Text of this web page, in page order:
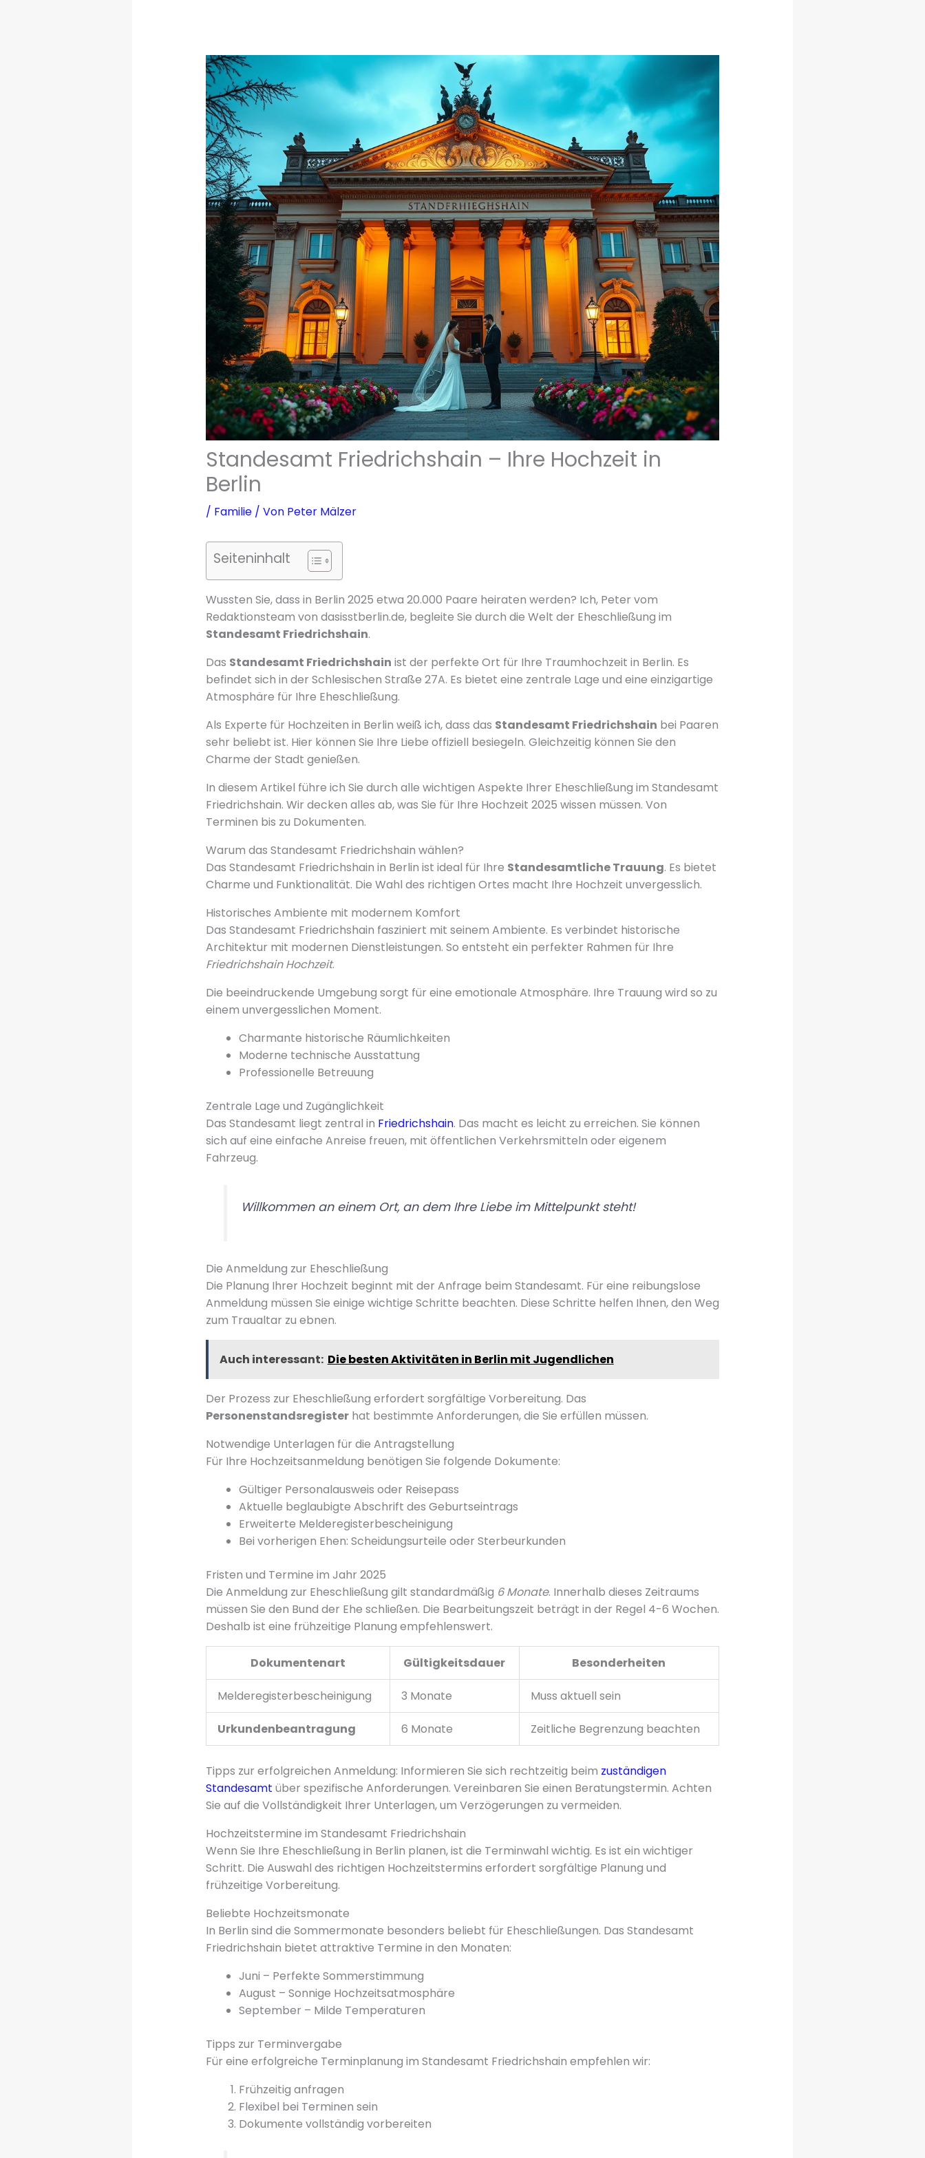
Standesamt Friedrichshain – Ihre Hochzeit in
Berlin
/ Familie/ Von Peter Mälzer
Seiteninhalt
Wussten Sie, dass in Berlin 2025 etwa 20.000 Paare heiraten werden? Ich, Peter vom
Redaktionsteam von dasisstberlin.de, begleite Sie durch die Welt der Eheschließung im
Standesamt Friedrichshain.
Das Standesamt Friedrichshain ist der perfekte Ort für Ihre Traumhochzeit in Berlin. Es
befindet sich in der Schlesischen Straße 27A. Es bietet eine zentrale Lage und eine einzigartige
Atmosphäre für Ihre Eheschließung.
Als Experte für Hochzeiten in Berlin weiß ich, dass das Standesamt Friedrichshain bei Paaren
sehr beliebt ist. Hier können Sie Ihre Liebe offiziell besiegeln. Gleichzeitig können Sie den
Charme der Stadt genießen.
In diesem Artikel führe ich Sie durch alle wichtigen Aspekte Ihrer Eheschließung im Standesamt
Friedrichshain. Wir decken alles ab, was Sie für Ihre Hochzeit 2025 wissen müssen. Von
Terminen bis zu Dokumenten.
Warum das Standesamt Friedrichshain wählen?
Das Standesamt Friedrichshain in Berlin ist ideal für Ihre Standesamtliche Trauung. Es bietet
Charme und Funktionalität. Die Wahl des richtigen Ortes macht Ihre Hochzeit unvergesslich.
Historisches Ambiente mit modernem Komfort
Das Standesamt Friedrichshain fasziniert mit seinem Ambiente. Es verbindet historische
Architektur mit modernen Dienstleistungen. So entsteht ein perfekter Rahmen für Ihre
Friedrichshain Hochzeit.
Die beeindruckende Umgebung sorgt für eine emotionale Atmosphäre. Ihre Trauung wird so zu
einem unvergesslichen Moment.
Charmante historische Räumlichkeiten
Moderne technische Ausstattung
Professionelle Betreuung
Zentrale Lage und Zugänglichkeit
Das Standesamt liegt zentral in Friedrichshain. Das macht es leicht zu erreichen. Sie können
sich auf eine einfache Anreise freuen, mit öffentlichen Verkehrsmitteln oder eigenem
Fahrzeug.
Willkommen an einem Ort, an dem Ihre Liebe im Mittelpunkt steht!
Die Anmeldung zur Eheschließung
Die Planung Ihrer Hochzeit beginnt mit der Anfrage beim Standesamt. Für eine reibungslose
Anmeldung müssen Sie einige wichtige Schritte beachten. Diese Schritte helfen Ihnen, den Weg
zum Traualtar zu ebnen.
Auch interessant: Die besten Aktivitäten in Berlin mit Jugendlichen
Der Prozess zur Eheschließung erfordert sorgfältige Vorbereitung. Das
Personenstandsregisterhat bestimmte Anforderungen, die Sie erfüllen müssen.
Notwendige Unterlagen für die Antragstellung
Für Ihre Hochzeitsanmeldung benötigen Sie folgende Dokumente:
Gültiger Personalausweis oder Reisepass
Aktuelle beglaubigte Abschrift des Geburtseintrags
Erweiterte Melderegisterbescheinigung
Bei vorherigen Ehen: Scheidungsurteile oder Sterbeurkunden
Fristen und Termine im Jahr 2025
Die Anmeldung zur Eheschließung gilt standardmäßig 6 Monate. Innerhalb dieses Zeitraums
müssen Sie den Bund der Ehe schließen. Die Bearbeitungszeit beträgt in der Regel 4-6 Wochen.
Deshalb ist eine frühzeitige Planung empfehlenswert.
Dokumentenart Gültigkeitsdauer Besonderheiten
Melderegisterbescheinigung 3 Monate Muss aktuell sein
Urkundenbeantragung 6 Monate Zeitliche Begrenzung beachten
Tipps zur erfolgreichen Anmeldung: Informieren Sie sich rechtzeitig beim zuständigen
Standesamt über spezifische Anforderungen. Vereinbaren Sie einen Beratungstermin. Achten
Sie auf die Vollständigkeit Ihrer Unterlagen, um Verzögerungen zu vermeiden.
Hochzeitstermine im Standesamt Friedrichshain
Wenn Sie Ihre Eheschließung in Berlin planen, ist die Terminwahl wichtig. Es ist ein wichtiger
Schritt. Die Auswahl des richtigen Hochzeitstermins erfordert sorgfältige Planung und
frühzeitige Vorbereitung.
Beliebte Hochzeitsmonate
In Berlin sind die Sommermonate besonders beliebt für Eheschließungen. Das Standesamt
Friedrichshain bietet attraktive Termine in den Monaten:
Juni – Perfekte Sommerstimmung
August – Sonnige Hochzeitsatmosphäre
September – Milde Temperaturen
Tipps zur Terminvergabe
Für eine erfolgreiche Terminplanung im Standesamt Friedrichshain empfehlen wir:
Frühzeitig anfragen
Flexibel bei Terminen sein
Dokumente vollständig vorbereiten